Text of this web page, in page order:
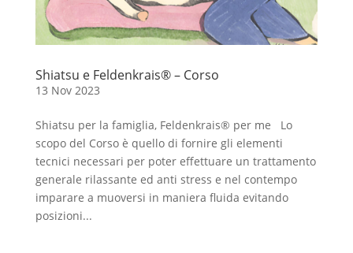
Shiatsu e Feldenkrais® – Corso
13 Nov 2023
Shiatsu per la famiglia, Feldenkrais® per me Lo
scopo del Corso è quello di fornire gli elementi
tecnici necessari per poter effettuare un trattamento
generale rilassante ed anti stress e nel contempo
imparare a muoversi in maniera fluida evitando
posizioni...